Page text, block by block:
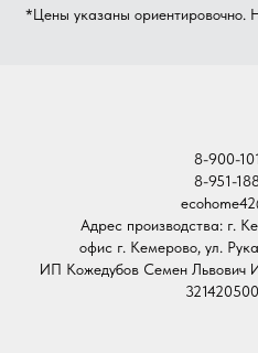
*Цены указаны ориентировочно.
8-900-
8-951-
Адрес производства: г.
офис г. Кемерово, ул.
ИП Кожедубов Семен